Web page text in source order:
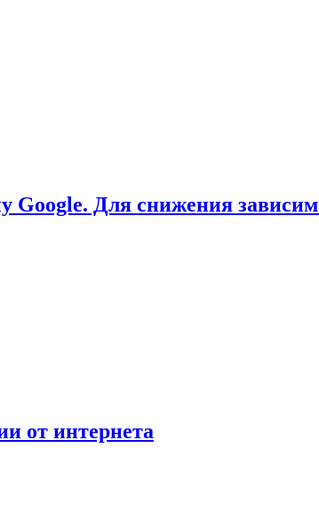
Google. Для снижения
от интернета